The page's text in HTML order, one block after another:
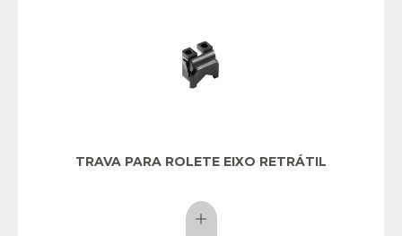
TRAVA PARA ROLETE EIXO RETRÁTIL